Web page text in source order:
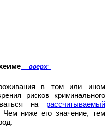
вверх↑
в том или ином
рисков криминального
на рассчитываемый
Чем ниже его значение, тем